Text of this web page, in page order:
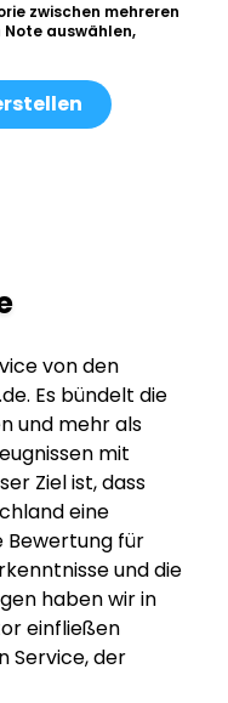
zwischen mehreren
auswählen,
von den
Es bündelt die
und mehr als
mit
Ziel ist, dass
eine
für
und die
haben wir in
einfließen
Service, der